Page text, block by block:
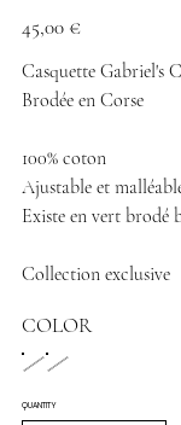
45,00 €
Casquette Gabriel's
Brodée en Corse
100% coton
Ajustable et
Existe en vert brodé
Collection exclusive
COLOR
QUANTITY